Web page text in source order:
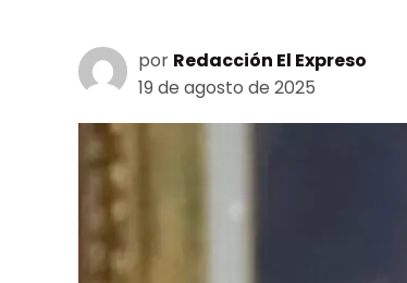
por Redacción El Expreso
19 de agosto de 2025